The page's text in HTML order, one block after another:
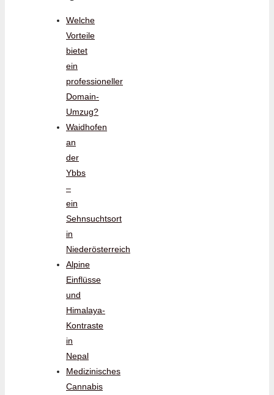
Welche
Vorteile
bietet
ein
professioneller
Domain-
Umzug?
Waidhofen
an
der
Ybbs
–
ein
Sehnsuchtsort
in
Niederösterreich
Alpine
Einflüsse
und
Himalaya-
Kontraste
in
Nepal
Medizinisches
Cannabis